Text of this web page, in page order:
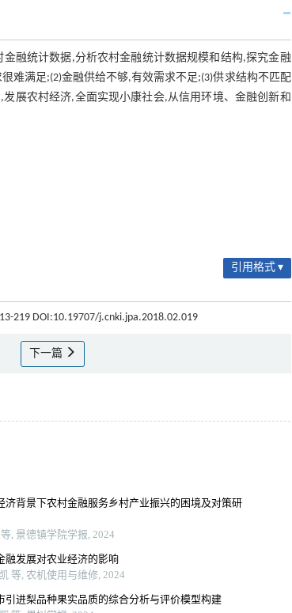
融统计数据,分析农村金融统计数据规模和结构,探究金融
难满足;(2)金融供给不够,有效需求不足;(3)供求结构不匹配
展农村经济,全面实现小康社会,从信用环境、金融创新和
引用格式 ▾
219 DOI:10.19707/j.cnki.jpa.2018.02.019
下一篇